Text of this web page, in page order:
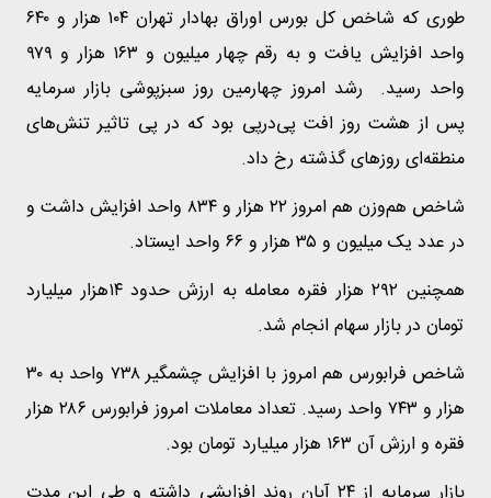
طوری که شاخص کل بورس اوراق بهادار تهران ۱۰۴ هزار و ۶۴۰
واحد افزایش یافت و به رقم چهار میلیون و ۱۶۳ هزار و ۹۷۹
واحد رسید. رشد امروز چهارمین روز سبزپوشی بازار سرمایه
پس از هشت روز افت پی‌درپی بود که در پی تاثیر تنش‌های
منطقه‌ای روزهای گذشته رخ داد.
شاخص هم‌وزن هم امروز ۲۲ هزار و ۸۳۴ واحد افزایش داشت و
در عدد یک میلیون و ۳۵ هزار و ۶۶ واحد ایستاد.
همچنین ۲۹۲ هزار فقره معامله به ارزش حدود ۱۴هزار میلیارد
تومان در بازار سهام انجام شد.
شاخص فرابورس هم امروز با افزایش چشمگیر ۷۳۸ واحد به ۳۰
هزار و ۷۴۳ واحد رسید. تعداد معاملات امروز فرابورس ۲۸۶ هزار
فقره و ارزش آن ۱۶۳ هزار میلیارد تومان بود.